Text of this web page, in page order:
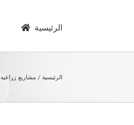
الرئيسية
الرئيسية مشاريع زراعيه